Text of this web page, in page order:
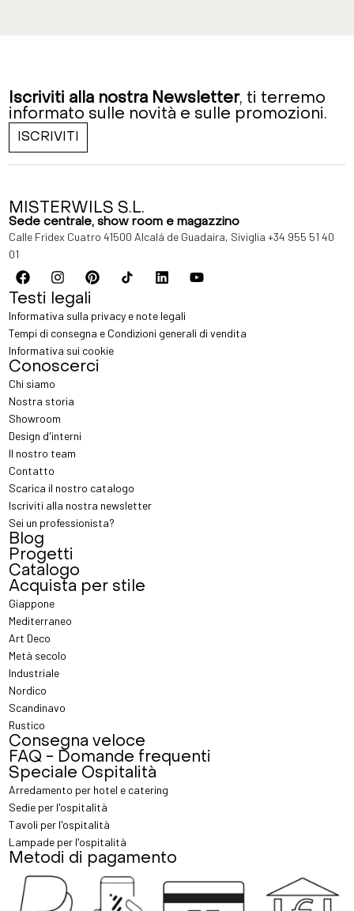
Iscriviti alla nostra Newsletter, ti terremo
informato sulle novità e sulle promozioni.
ISCRIVITI
MISTERWILS S.L.
Sede centrale, show room e magazzino
Calle Fridex Cuatro 41500 Alcalá de Guadaíra, Siviglia +34 955 51 40
01
Testi legali
Informativa sulla privacy e note legali
Tempi di consegna e Condizioni generali di vendita
Informativa sui cookie
Conoscerci
Chi siamo
Nostra storia
Showroom
Design d'interni
Il nostro team
Contatto
Scarica il nostro catalogo
Iscriviti alla nostra newsletter
Sei un professionista?
Blog
Progetti
Catalogo
Acquista per stile
Giappone
Mediterraneo
Art Deco
Metà secolo
Industriale
Nordico
Scandinavo
Rustico
Consegna veloce
FAQ - Domande frequenti
Speciale Ospitalità
Arredamento per hotel e catering
Sedie per l'ospitalità
Tavoli per l'ospitalità
Lampade per l'ospitalità
Metodi di pagamento